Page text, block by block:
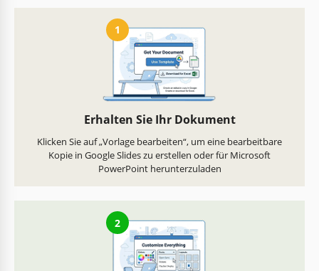
1
Erhalten Sie Ihr Dokument
Klicken Sie auf „Vorlage bearbeiten“, um eine bearbeitbare
Kopie in Google Slides zu erstellen oder für Microsoft
PowerPoint herunterzuladen
2